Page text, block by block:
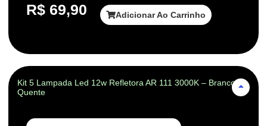
R$ 69,90 Adicionar Ao Carrinho
Kit 5 Lampada Led 12w Refletora AR 111 3000K – Branco-
Quente